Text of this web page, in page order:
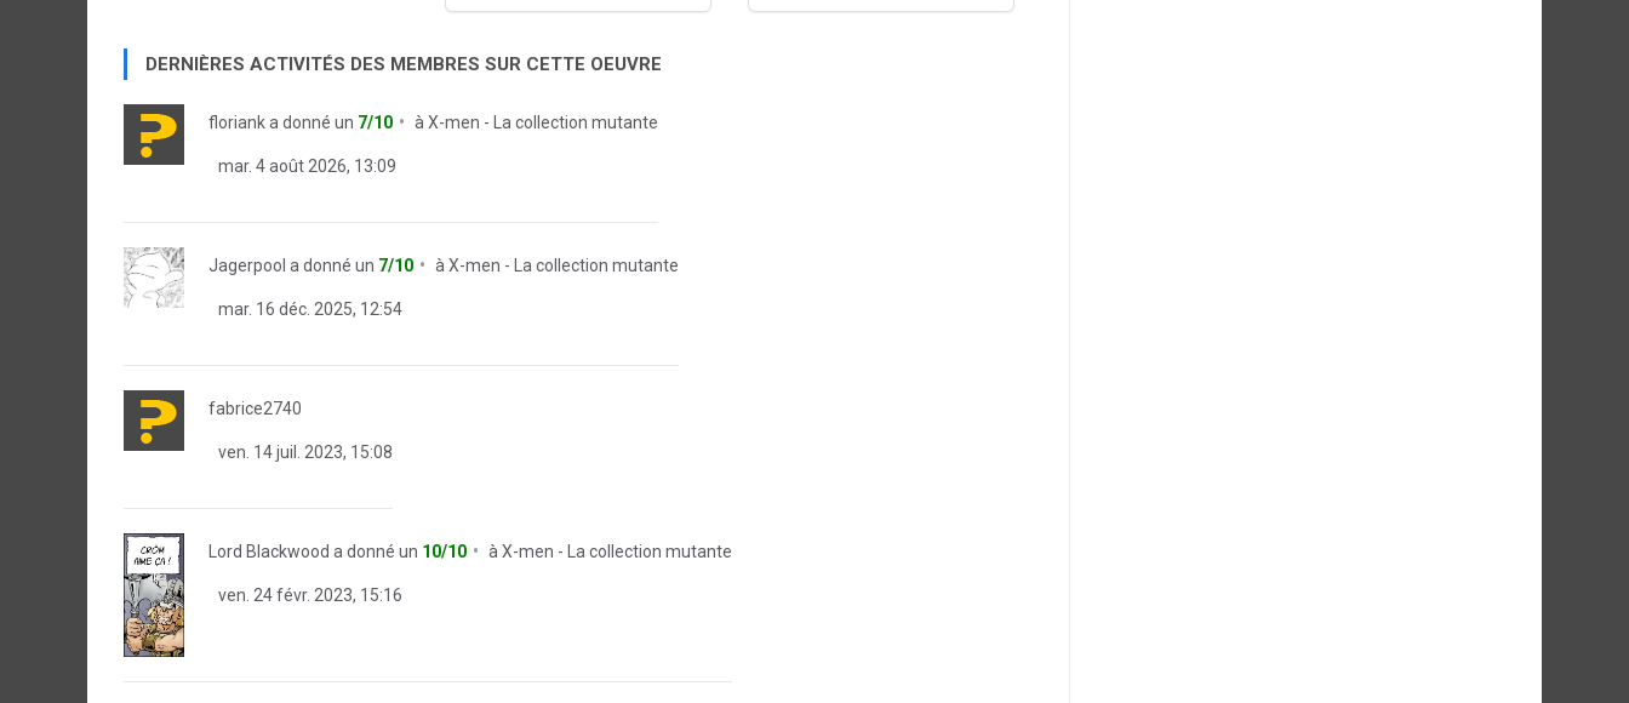
DERNIÈRES ACTIVITÉS DES MEMBRES SUR CETTE OEUVRE
florianka donné un 7/10 à X-men - La collection mutante
mar. 4 août 2026, 13:09
Jagerpool a donné un 7/10 à X-men - La collection mutante
mar. 16 déc. 2025, 12:54
fabrice2740
ven. 14 juil. 2023, 15:08
Lord Blackwood a donné un 10/10 à X-men - La collection mutante
ven. 24 févr. 2023, 15:16